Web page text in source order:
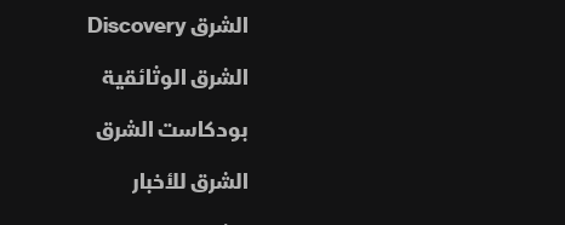
الشرق Discovery
الشرق الوثائقية
بودكاست الشرق
الشرق للأخبار